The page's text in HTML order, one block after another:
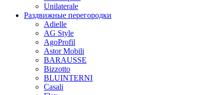
Unilaterale
Раздвижные перегородки
Adielle
AG Style
AgoProfil
Astor Mobili
BARAUSSE
Bizzotto
BLUINTERNI
Casali